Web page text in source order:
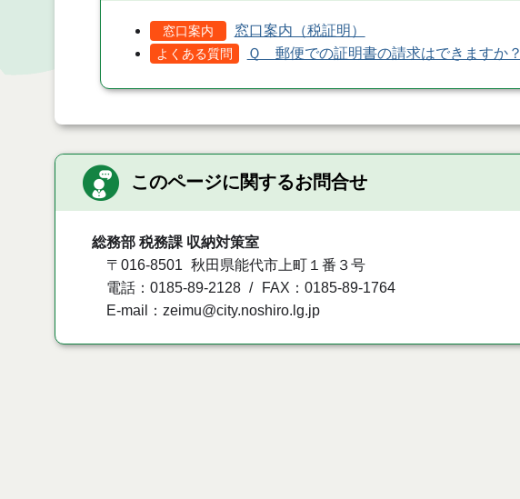
窓口案内 窓口案内（税証明）
よくある質問 Ｑ 郵便での証明書の請求はできますか？
このページに関するお問合せ
総務部 税務課 収納対策室
〒016-8501
秋田県能代市上町１番３号
電話：0185-89-2128
FAX：0185-89-1764
E-mail：zeimu@city.noshiro.lg.jp